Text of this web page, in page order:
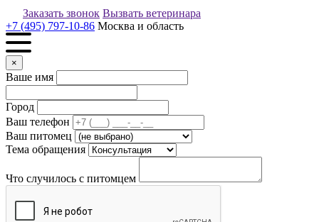
Заказать звонок Вызвать ветеринара
+7 (495) 797-10-86 Москва и область
×
Ваше имя
Город
Ваш телефон
Ваш питомец
Тема обращения
Что случилось с питомцем